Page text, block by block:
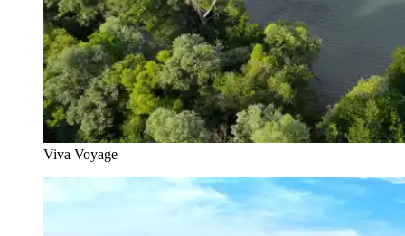
Viva Voyage